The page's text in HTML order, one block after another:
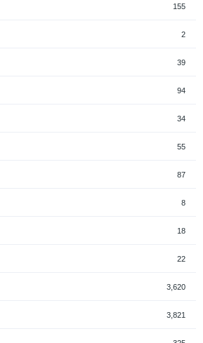
155
2
39
94
34
55
87
8
18
22
3,620
3,821